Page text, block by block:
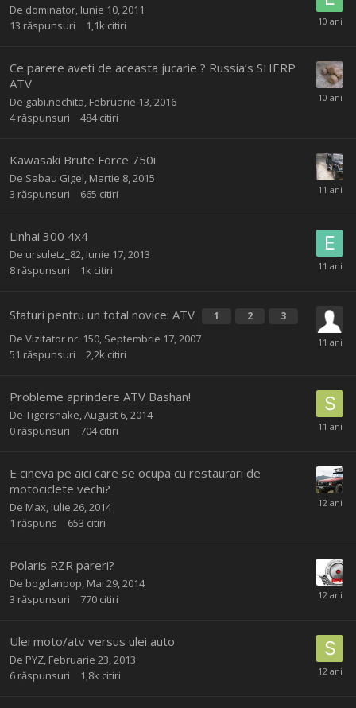
De dominator Iunie 10, 2011
13 răspunsuri 1,1k citiri
Ce parere aveti de aceasta jucarie ? Russia’s SHERP
ATV
De gabi.nechita Februarie 13, 2016
4 răspunsuri 484 citiri
Kawasaki Brute Force 750i
De Sabau Gigel Martie 8, 2015
3 răspunsuri 665 citiri
Linhai 300 4x4
De ursuletz_82 Iunie 17, 2013
8 răspunsuri 1k citiri
Sfaturi pentru un total novice: ATV 1 2 3
De Vizitator nr. 150, Septembrie 17, 2007
51 răspunsuri 2,2k citiri
Probleme aprindere ATV Bashan!
De Tigersnake August 6, 2014
0 răspunsuri 704 citiri
E cineva pe aici care se ocupa cu restaurari de
motociclete vechi?
De Max Iulie 26, 2014
1 răspuns 653 citiri
Polaris RZR pareri?
De bogdanpop Mai 29, 2014
3 răspunsuri 770 citiri
Ulei moto/atv versus ulei auto
De PYZ Februarie 23, 2013
6 răspunsuri 1,8k citiri